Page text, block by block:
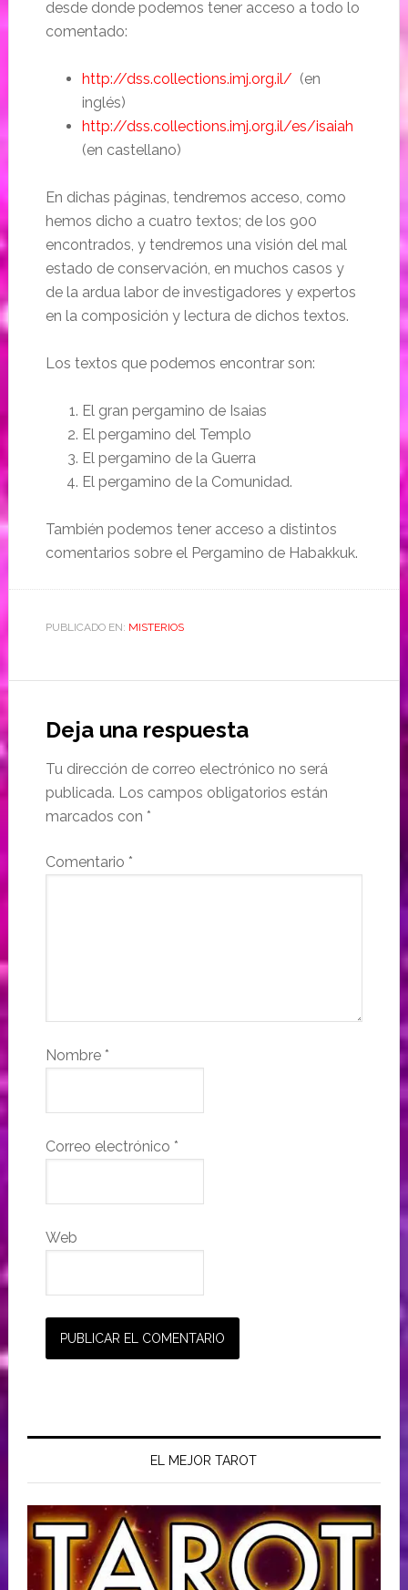
desde donde podemos tener acceso a todo lo
comentado:
http://dss.collections.imj.org.il/ (en
inglés)
http://dss.collections.imj.org.il/es/isaiah
(en castellano)
En dichas páginas, tendremos acceso, como
hemos dicho a cuatro textos; de los 900
encontrados, y tendremos una visión del mal
estado de conservación, en muchos casos y
de la ardua labor de investigadores y expertos
en la composición y lectura de dichos textos.
Los textos que podemos encontrar son:
El gran pergamino de Isaias
El pergamino del Templo
El pergamino de la Guerra
El pergamino de la Comunidad.
También podemos tener acceso a distintos
comentarios sobre el Pergamino de Habakkuk.
PUBLICADO EN: MISTERIOS
Deja una respuesta
Tu dirección de correo electrónico no será
publicada. Los campos obligatorios están
marcados con *
Comentario *
Nombre *
Correo electrónico *
Web
EL MEJOR TAROT